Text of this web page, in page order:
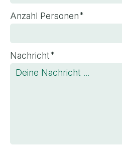
Anzahl Personen*
Nachricht*